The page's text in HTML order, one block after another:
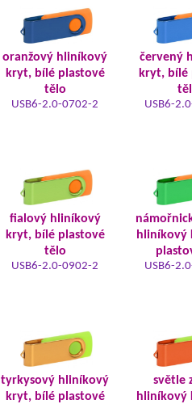
oranžový hliníkový
kryt, bílé plastové
tělo
USB6-2.0-0702-2
červený
kryt, bílé
USB6-
fialový hliníkový
kryt, bílé plastové
tělo
USB6-2.0-0902-2
hliníkový
USB6-
tyrkysový hliníkový
kryt, bílé plastové
světle
hliníkový